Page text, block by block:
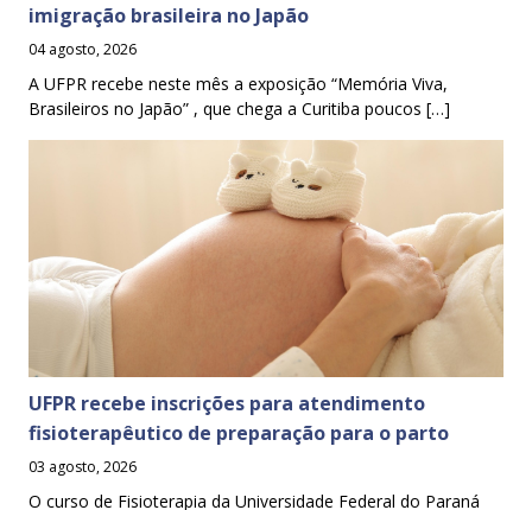
imigração brasileira no Japão
04 agosto, 2026
A UFPR recebe neste mês a exposição “Memória Viva,
Brasileiros no Japão” , que chega a Curitiba poucos […]
UFPR recebe inscrições para atendimento
fisioterapêutico de preparação para o parto
03 agosto, 2026
O curso de Fisioterapia da Universidade Federal do Paraná